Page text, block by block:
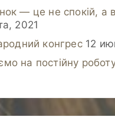
— це не спокій, а
2021
конгрес 12
на постійну